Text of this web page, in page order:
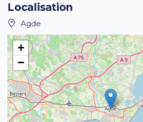
Localisation
Agde
+
−